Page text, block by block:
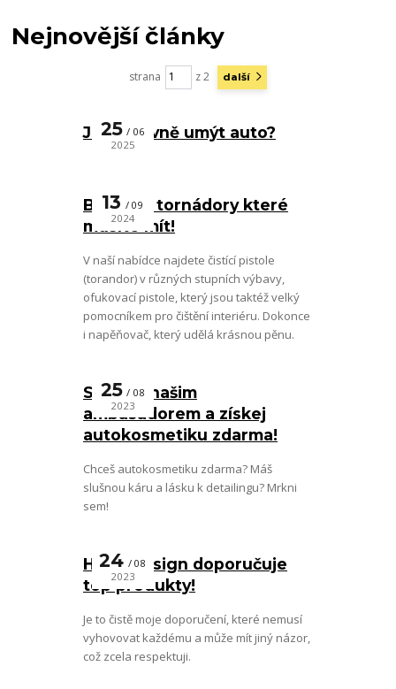
Nejnovější články
strana z 2 další
Jak správně umýt auto?
25
06
2025
BenBow tornádory které
musíte mít!
13
09
2024
V naší nabídce najdete čistící pistole
(torandor) v různých stupních výbavy,
ofukovací pistole, který jsou taktéž velký
pomocníkem pro čištění interiéru. Dokonce
i napěňovač, který udělá krásnou pěnu.
Staň se našim
ambasadorem a získej
autokosmetiku zdarma!
25
08
2023
Chceš autokosmetiku zdarma? Máš
slušnou káru a lásku k detailingu? Mrkni
sem!
Hape-design doporučuje
top produkty!
24
08
2023
Je to čistě moje doporučení, které nemusí
vyhovovat každému a může mít jiný názor,
což zcela respektuji.